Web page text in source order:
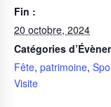
Fin :
20 octobre, 2024
Catégories
Fête, patrimoine,
Visite